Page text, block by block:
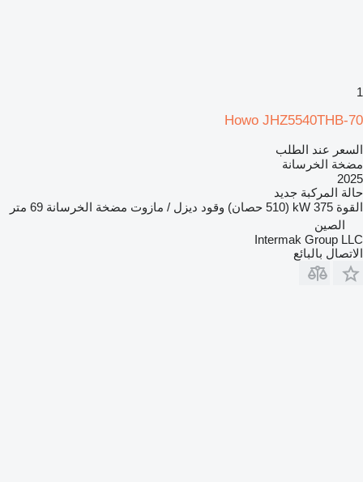
1
Howo JHZ5540THB-70
السعر عند الطلب
مضخة الخرسانة
2025
حالة المركبة جديد
القوة 375 kW (510 حصان) وقود ديزل / مازوت مضخة الخرسانة 69 متر
الصين
Intermak Group LLC
الاتصال بالبائع